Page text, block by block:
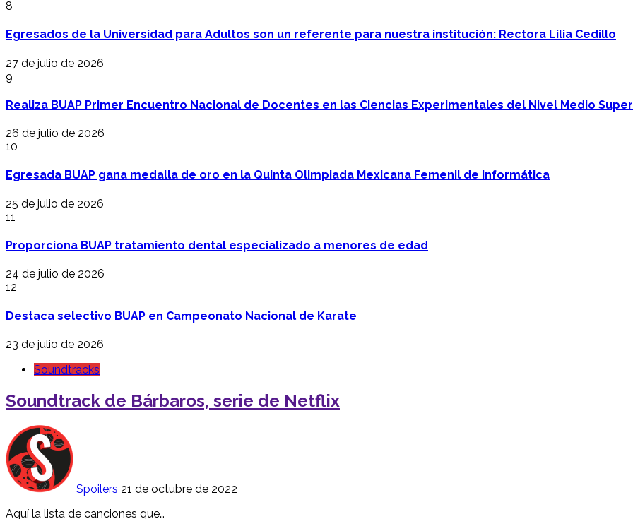
8
Egresados de la Universidad para Adultos son un referente para nuestra institución: Rectora Lilia Cedillo
27 de julio de 2026
9
Realiza BUAP Primer Encuentro Nacional de Docentes en las Ciencias Experimentales del Nivel Medio
26 de julio de 2026
10
Egresada BUAP gana medalla de oro en la Quinta Olimpiada Mexicana Femenil de Informática
25 de julio de 2026
11
Proporciona BUAP tratamiento dental especializado a menores de edad
24 de julio de 2026
12
Destaca selectivo BUAP en Campeonato Nacional de Karate
23 de julio de 2026
Soundtracks
Soundtrack de Bárbaros, serie de Netflix
Spoilers 21 de octubre de 2022
Aquí la lista de canciones que…